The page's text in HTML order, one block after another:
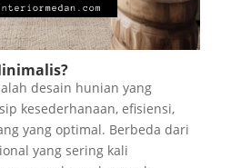
desain hunian yang
kesederhanaan, efisiensi,
yang optimal. Berbeda dari
yang sering kali